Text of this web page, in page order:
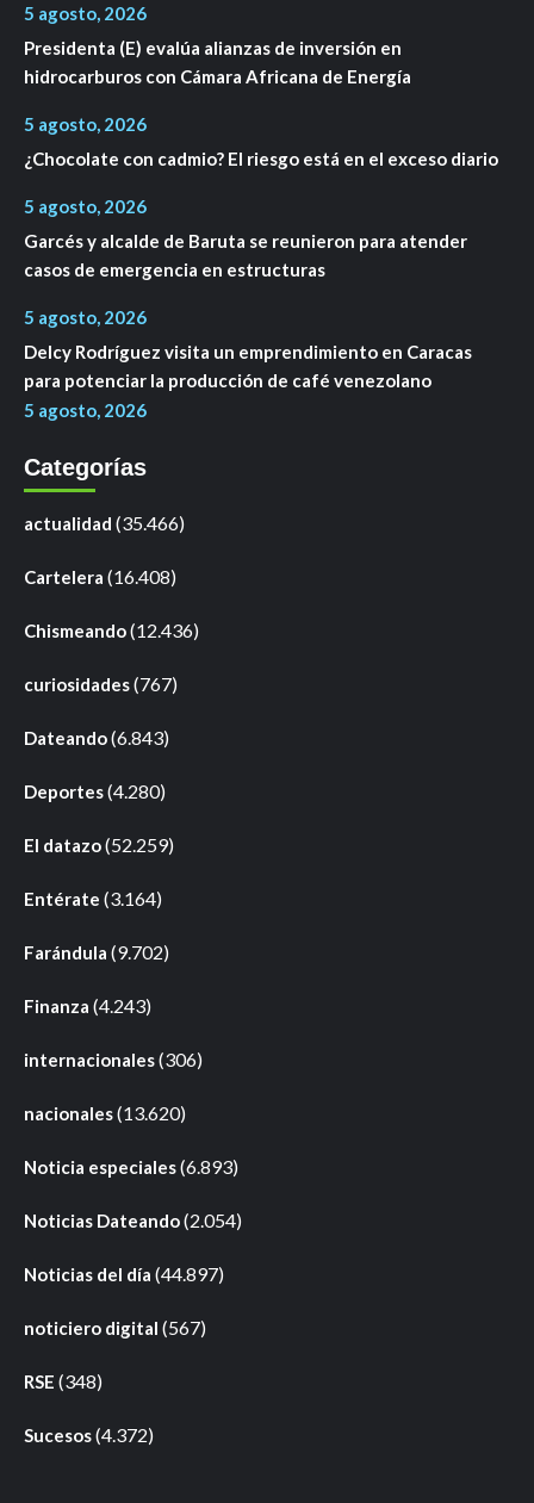
5 agosto, 2026
Presidenta (E) evalúa alianzas de inversión en
hidrocarburos con Cámara Africana de Energía
5 agosto, 2026
¿Chocolate con cadmio? El riesgo está en el exceso diario
5 agosto, 2026
Garcés y alcalde de Baruta se reunieron para atender
casos de emergencia en estructuras
5 agosto, 2026
Delcy Rodríguez visita un emprendimiento en Caracas
para potenciar la producción de café venezolano
5 agosto, 2026
Categorías
actualidad (35.466)
Cartelera (16.408)
Chismeando(12.436)
curiosidades(767)
Dateando(6.843)
Deportes(4.280)
El datazo(52.259)
Entérate (3.164)
Farándula (9.702)
Finanza (4.243)
internacionales(306)
nacionales(13.620)
Noticia especiales(6.893)
Noticias Dateando(2.054)
Noticias del día (44.897)
noticiero digital (567)
RSE (348)
Sucesos(4.372)